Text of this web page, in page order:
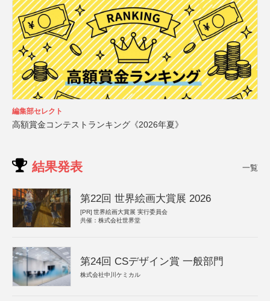
編集部セレクト
高額賞金コンテストランキング《2026年夏》
結果発表 一覧
第22回 世界絵画大賞展 2026
[PR] 世界絵画大賞展 実行委員会
共催：株式会社世界堂
第24回 CSデザイン賞 一般部門
株式会社中川ケミカル